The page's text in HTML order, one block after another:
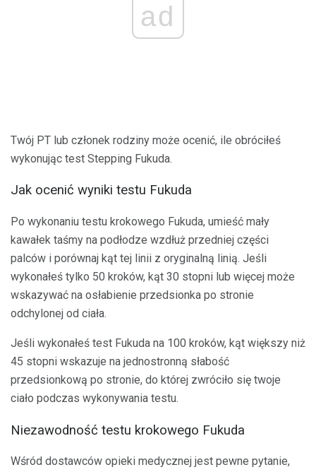
ad
Twój PT lub członek rodziny może ocenić, ile obróciłeś
wykonując test Stepping Fukuda.
Jak ocenić wyniki testu Fukuda
Po wykonaniu testu krokowego Fukuda, umieść mały
kawałek taśmy na podłodze wzdłuż przedniej części
palców i porównaj kąt tej linii z oryginalną linią. Jeśli
wykonałeś tylko 50 kroków, kąt 30 stopni lub więcej może
wskazywać na osłabienie przedsionka po stronie
odchylonej od ciała.
Jeśli wykonałeś test Fukuda na 100 kroków, kąt większy niż
45 stopni wskazuje na jednostronną słabość
przedsionkową po stronie, do której zwróciło się twoje
ciało podczas wykonywania testu.
Niezawodność testu krokowego Fukuda
Wśród dostawców opieki medycznej jest pewne pytanie,